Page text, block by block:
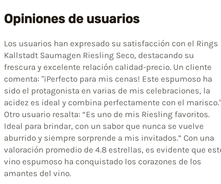
Opiniones de usuarios
Los usuarios han expresado su satisfacción con el Rings
Kallstadt Saumagen Riesling Seco, destacando su
frescura y excelente relación calidad-precio. Un cliente
comenta: "¡Perfecto para mis cenas! Este espumoso ha
sido el protagonista en varias de mis celebraciones, la
acidez es ideal y combina perfectamente con el marisco."
Otro usuario resalta: “Es uno de mis Riesling favoritos.
Ideal para brindar, con un sabor que nunca se vuelve
aburrido y siempre sorprende a mis invitados.” Con una
valoración promedio de 4.8 estrellas, es evidente que
vino espumoso ha conquistado los corazones de los
amantes del vino.